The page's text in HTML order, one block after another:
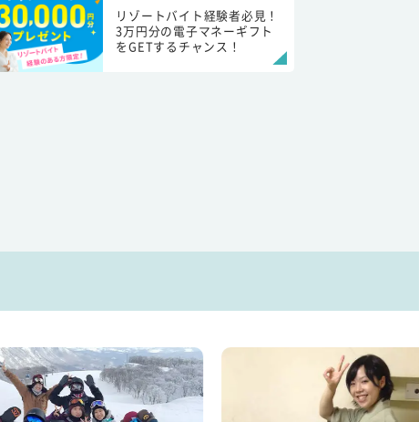
リゾートバイト経験者必見！
3万円分の電子マネーギフト
をGETするチャンス！